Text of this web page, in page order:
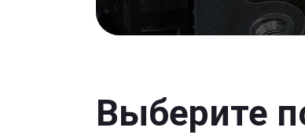
Выберите